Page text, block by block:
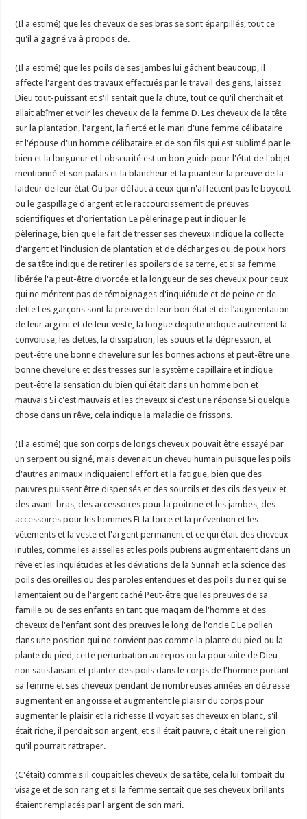
(Il a estimé) que les cheveux de ses bras se sont éparpillés, tout ce
qu'il a gagné va à propos de.
(Il a estimé) que les poils de ses jambes lui gâchent beaucoup, il
affecte l'argent des travaux effectués par le travail des gens, laissez
Dieu tout-puissant et s'il sentait que la chute, tout ce qu'il cherchait et
allait abîmer et voir les cheveux de la femme D. Les cheveux de la tête
sur la plantation, l'argent, la fierté et le mari d'une femme célibataire
et l'épouse d'un homme célibataire et de son fils qui est sublimé par le
bien et la longueur et l'obscurité est un bon guide pour l'état de l'objet
mentionné et son palais et la blancheur et la puanteur la preuve de la
laideur de leur état Ou par défaut à ceux qui n'affectent pas le boycott
ou le gaspillage d'argent et le raccourcissement de preuves
scientifiques et d'orientation Le pèlerinage peut indiquer le
pèlerinage, bien que le fait de tresser ses cheveux indique la collecte
d'argent et l'inclusion de plantation et de décharges ou de poux hors
de sa tête indique de retirer les spoilers de sa terre, et si sa femme
libérée l'a peut-être divorcée et la longueur de ses cheveux pour ceux
qui ne méritent pas de témoignages d'inquiétude et de peine et de
dette Les garçons sont la preuve de leur bon état et de l’augmentation
de leur argent et de leur veste, la longue dispute indique autrement la
convoitise, les dettes, la dissipation, les soucis et la dépression, et
peut-être une bonne chevelure sur les bonnes actions et peut-être une
bonne chevelure et des tresses sur le système capillaire et indique
peut-être la sensation du bien qui était dans un homme bon et
mauvais Si c'est mauvais et les cheveux si c'est une réponse Si quelque
chose dans un rêve, cela indique la maladie de frissons.
(Il a estimé) que son corps de longs cheveux pouvait être essayé par
un serpent ou signé, mais devenait un cheveu humain puisque les poils
d'autres animaux indiquaient l'effort et la fatigue, bien que des
pauvres puissent être dispensés et des sourcils et des cils des yeux et
des avant-bras, des accessoires pour la poitrine et les jambes, des
accessoires pour les hommes Et la force et la prévention et les
vêtements et la veste et l'argent permanent et ce qui était des cheveux
inutiles, comme les aisselles et les poils pubiens augmentaient dans un
rêve et les inquiétudes et les déviations de la Sunnah et la science des
poils des oreilles ou des paroles entendues et des poils du nez qui se
lamentaient ou de l'argent caché Peut-être que les preuves de sa
famille ou de ses enfants en tant que maqam de l'homme et des
cheveux de l'enfant sont des preuves le long de l'oncle E Le pollen
dans une position qui ne convient pas comme la plante du pied ou la
plante du pied, cette perturbation au repos ou la poursuite de Dieu
non satisfaisant et planter des poils dans le corps de l'homme portant
sa femme et ses cheveux pendant de nombreuses années en détresse
augmentent en angoisse et augmentent le plaisir du corps pour
augmenter le plaisir et la richesse Il voyait ses cheveux en blanc, s'il
était riche, il perdait son argent, et s'il était pauvre, c'était une religion
qu'il pourrait rattraper.
(C'était) comme s'il coupait les cheveux de sa tête, cela lui tombait du
visage et de son rang et si la femme sentait que ses cheveux brillants
étaient remplacés par l'argent de son mari.